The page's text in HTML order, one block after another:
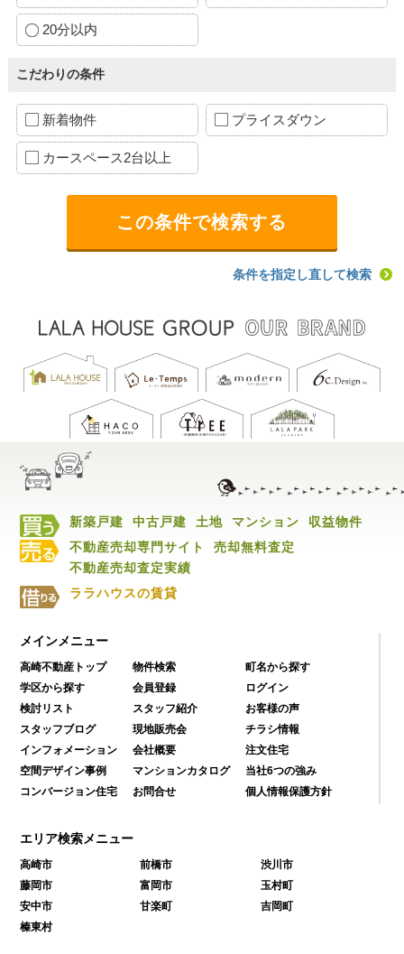
20分以内
こだわりの条件
新着物件 プライスダウン
カースペース2台以上
条件を指定し直して検索
新築戸建 中古戸建 土地 マンション
収益物件
不動産売却専門サイト
売却無料査定
不動産売却査定実績
ララハウスの賃貸
メインメニュー
高崎不動産トップ 物件検索
町名から探す
学区から探す
会員登録
ログイン
検討リスト
スタッフ紹介
お客様の声
スタッフブログ
現地販売会
チラシ情報
インフォメーション
会社概要
注文住宅
空間デザイン事例
マンションカタログ
当社6つの強み
コンバージョン住宅
お問合せ 個人情報保護方針
エリア検索メニュー
高崎市 前橋市
渋川市
藤岡市
富岡市
玉村町
安中市
甘楽町
吉岡町
榛東村